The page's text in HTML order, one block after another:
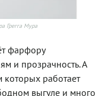
Грегга Мура
фарфору
и прозрачность. А
которых работает
выгуле и много